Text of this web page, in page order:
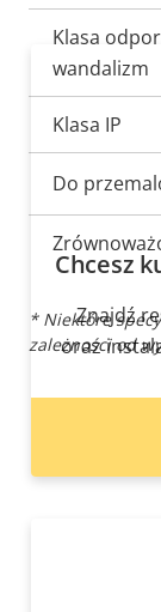
Klasa
wandalizm
Klasa IP
Do
* Niektóre
zależności od
Chcesz
Znajdź
oraz